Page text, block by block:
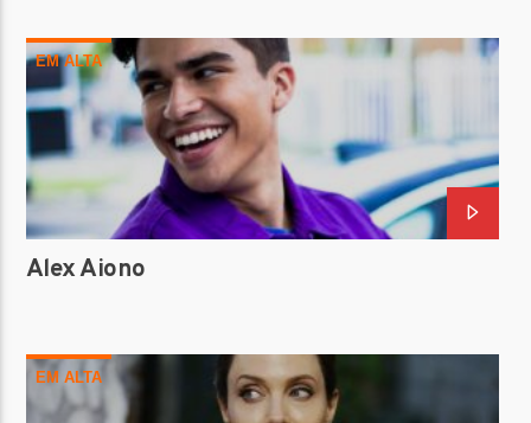
EM ALTA
Alex Aiono
EM ALTA